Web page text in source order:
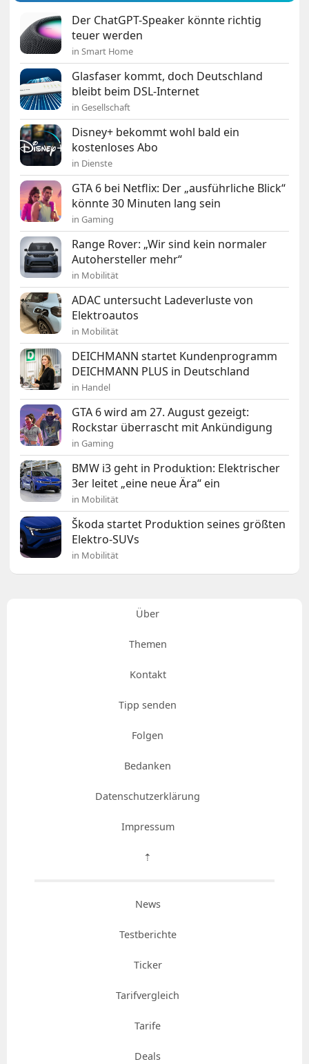
Der ChatGPT-Speaker könnte richtig
teuer werden
in Smart Home
Glasfaser kommt, doch Deutschland
bleibt beim DSL-Internet
in Gesellschaft
Disney+ bekommt wohl bald ein
kostenloses Abo
in Dienste
GTA 6 bei Netflix: Der „ausführliche Blick“
könnte 30 Minuten lang sein
in Gaming
Range Rover: „Wir sind kein normaler
Autohersteller mehr“
in Mobilität
ADAC untersucht Ladeverluste von
Elektroautos
in Mobilität
DEICHMANN startet Kundenprogramm
DEICHMANN PLUS in Deutschland
in Handel
GTA 6 wird am 27. August gezeigt:
Rockstar überrascht mit Ankündigung
in Gaming
BMW i3 geht in Produktion: Elektrischer
3er leitet „eine neue Ära“ ein
in Mobilität
Škoda startet Produktion seines größten
Elektro-SUVs
in Mobilität
Über
Themen
Kontakt
Tipp senden
Folgen
Bedanken
Datenschutzerklärung
Impressum
⇡
News
Testberichte
Ticker
Tarifvergleich
Tarife
Deals